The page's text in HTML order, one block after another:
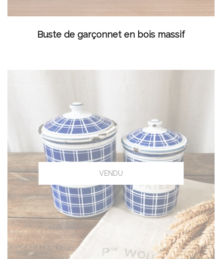
LIRE LA SUITE
Buste de garçonnet en bois massif